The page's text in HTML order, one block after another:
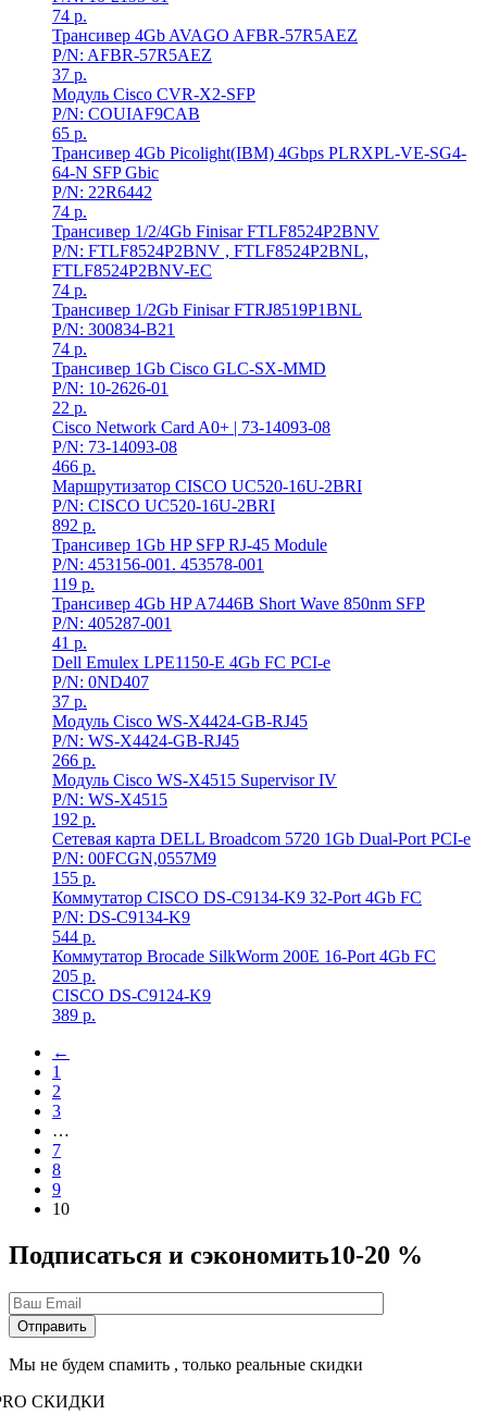
74 р.
Трансивер 4Gb AVAGO AFBR-57R5AEZ
P/N: AFBR-57R5AEZ
37 р.
Модуль Cisco CVR-X2-SFP
P/N: COUIAF9CAB
65 р.
Трансивер 4Gb Picolight(IBM) 4Gbps PLRXPL-VE-SG4-
64-N SFP Gbic
P/N: 22R6442
74 р.
Трансивер 1/2/4Gb Finisar FTLF8524P2BNV
P/N: FTLF8524P2BNV , FTLF8524P2BNL,
FTLF8524P2BNV-EC
74 р.
Трансивер 1/2Gb Finisar FTRJ8519P1BNL
P/N: 300834-B21
74 р.
Трансивер 1Gb Cisco GLC-SX-MMD
P/N: 10-2626-01
22 р.
Cisco Network Card A0+ | 73-14093-08
P/N: 73-14093-08
466 р.
Маршрутизатор CISCO UC520-16U-2BRI
P/N: CISCO UC520-16U-2BRI
892 р.
Трансивер 1Gb HP SFP RJ-45 Module
P/N: 453156-001. 453578-001
119 р.
Трансивер 4Gb HP A7446B Short Wave 850nm SFP
P/N: 405287-001
41 р.
Dell Emulex LPE1150-E 4Gb FC PCI-e
P/N: 0ND407
37 р.
Модуль Cisco WS-X4424-GB-RJ45
P/N: WS-X4424-GB-RJ45
266 р.
Модуль Cisco WS-X4515 Supervisor IV
P/N: WS-X4515
192 р.
Сетевая карта DELL Broadcom 5720 1Gb Dual-Port PCI-e
P/N: 00FCGN,0557M9
155 р.
Коммутатор CISCO DS-C9134-K9 32-Port 4Gb FC
P/N: DS-C9134-K9
544 р.
Коммутатор Brocade SilkWorm 200E 16-Port 4Gb FC
205 р.
CISCO DS-C9124-K9
389 р.
←
1
2
3
…
7
8
9
10
Подписаться и сэкономить10-20 %
Мы не будем спамить , только реальные скидки
СКИДКИ